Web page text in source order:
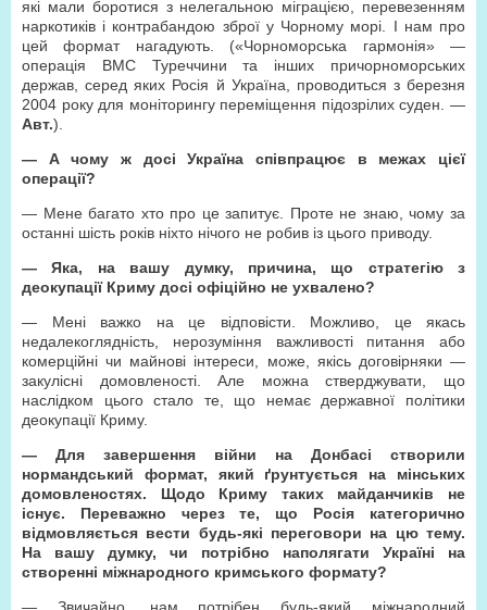
які мали боротися з нелегальною міграцією, перевезенням
наркотиків і контрабандою зброї у Чорному морі. І нам про
цей формат нагадують. («Чорноморська гармонія» —
операція ВМС Туреччини та інших причорноморських
держав, серед яких Росія й Україна, проводиться з березня
2004 року для моніторингу переміщення підозрілих суден. —
Авт.).
— А чому ж досі Україна співпрацює в межах цієї
операції?
— Мене багато хто про це запитує. Проте не знаю, чому за
останні шість років ніхто нічого не робив із цього приводу.
— Яка, на вашу думку, причина, що стратегію з
деокупації Криму досі офіційно не ухвалено?
— Мені важко на це відповісти. Можливо, це якась
недалекоглядність, нерозуміння важливості питання або
комерційні чи майнові інтереси, може, якісь договірняки —
закулісні домовленості. Але можна стверджувати, що
наслідком цього стало те, що немає державної політики
деокупації Криму.
— Для завершення війни на Донбасі створили
нормандський формат, який ґрунтується на мінських
домовленостях. Щодо Криму таких майданчиків не
існує. Переважно через те, що Росія категорично
відмовляється вести будь-які переговори на цю тему.
На вашу думку, чи потрібно наполягати Україні на
створенні міжнародного кримського формату?